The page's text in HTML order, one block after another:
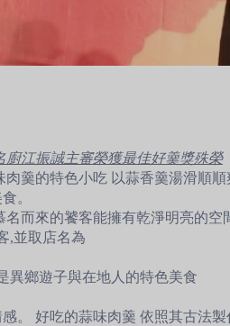
廚江振誠主審榮獲最佳好羹獎殊榮
肉羹的特色小吃 以蒜香羹湯滑順順
。
名而來的饕客能擁有乾淨明亮的空
,並取店名為
異鄉遊子與在地人的特色美食
。 好吃的蒜味肉羹 依照其古法